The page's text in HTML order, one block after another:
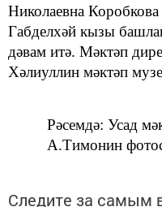
Николаевна Коробкова
Габделхәй кызы
дәвам итә. Мәктәп
Хәлиуллин мәктәп
Рәсемдә: Усад
А.Тимонин
Следите за самым